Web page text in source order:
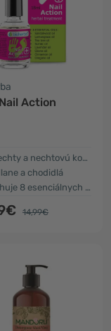
Action
a nechtovú kožtičku
a chodidlá
8 esenciálnych olejov
14,99€